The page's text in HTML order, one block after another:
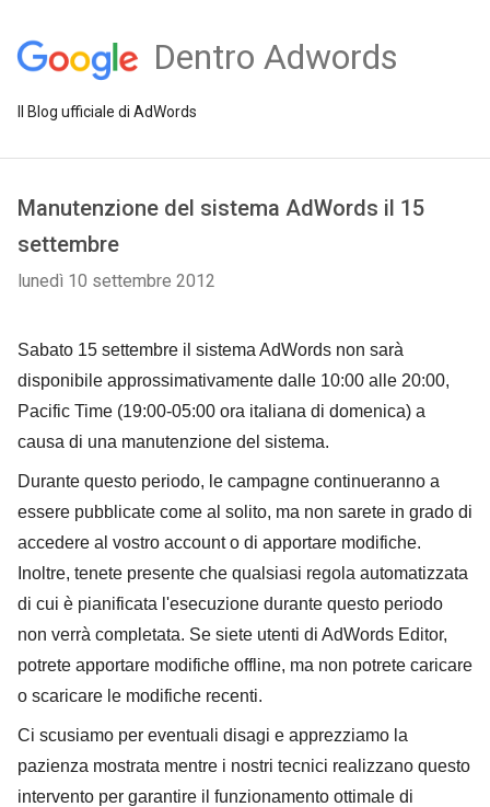
Dentro Adwords
Il Blog ufficiale di AdWords
Manutenzione del sistema AdWords il 15
settembre
lunedì 10 settembre 2012
Sabato 15 settembre il sistema AdWords non sarà
disponibile approssimativamente dalle 10:00 alle 20:00,
Pacific Time (19:00-05:00 ora italiana di domenica) a
causa di una manutenzione del sistema.
Durante questo periodo, le campagne continueranno a
essere pubblicate come al solito, ma non sarete in grado di
accedere al vostro account o di apportare modifiche.
Inoltre, tenete presente che qualsiasi regola automatizzata
di cui è pianificata l'esecuzione durante questo periodo
non verrà completata. Se siete utenti di AdWords Editor,
potrete apportare modifiche offline, ma non potrete caricare
o scaricare le modifiche recenti.
Ci scusiamo per eventuali disagi e apprezziamo la
pazienza mostrata mentre i nostri tecnici realizzano questo
intervento per garantire il funzionamento ottimale di